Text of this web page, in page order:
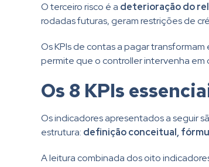
O terceiro risco é a deterioração do
rodadas futuras, geram restrições de
Os KPIs de contas a pagar transformam
permite que o controller intervenha em
Os 8 KPIs
Os indicadores apresentados a seguir
estrutura: definição conceitual,
A leitura combinada dos oito